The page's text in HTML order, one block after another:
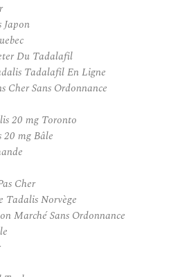
Japon
Du Tadalafil
Tadalafil En Ligne
Cher Sans Ordonnance
20 mg Toronto
20 mg Bâle
Cher
Tadalis Norvège
Marché Sans Ordonnance